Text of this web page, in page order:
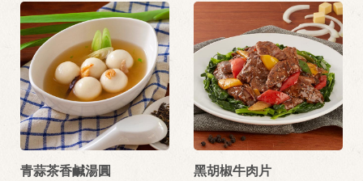
青蒜茶香鹹湯圓 黑胡椒牛肉片